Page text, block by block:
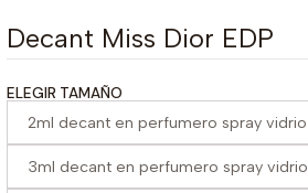
Decant Miss Dior EDP
ELEGIR TAMAÑO
2ml decant en perfumero spray vidrio
3ml decant en perfumero spray vidrio